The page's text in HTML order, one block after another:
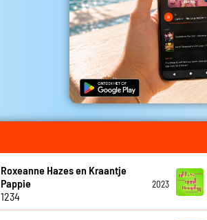
Roxeanne Hazes en Kraantje
Pappie
1234
2023